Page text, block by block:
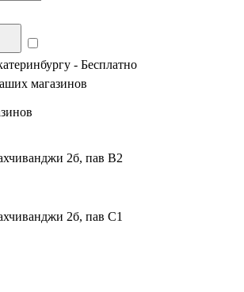
- Бесплатно
магазинов
2б, пав В2
2б, пав С1